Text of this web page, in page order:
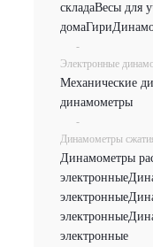
складаВесы для
домаГири
-
Электронные
Механические
динамометры
-
Динамометры
Динамометры
электронные
электронные
электронные
электронные